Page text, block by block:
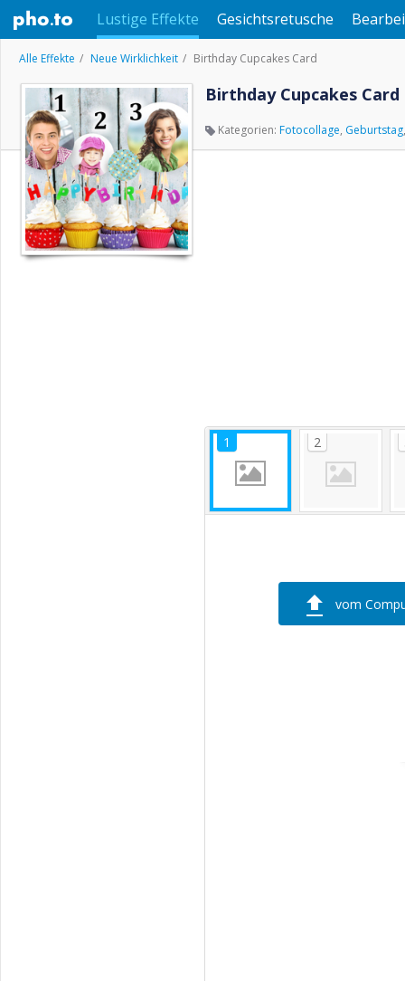
Lustige Effekte Gesichtsretusche
Alle Effekte Neue Wirklichkeit Birthday Cupcakes Card
Birthday Cupcakes Card
Kategorien: Fotocollage, Geburtstag
vom